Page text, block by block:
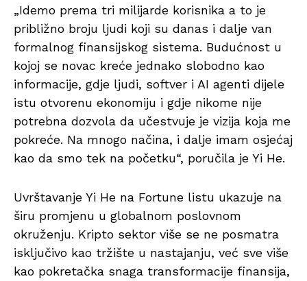
„Idemo prema tri milijarde korisnika a to je
približno broju ljudi koji su danas i dalje van
formalnog finansijskog sistema. Budućnost u
kojoj se novac kreće jednako slobodno kao
informacije, gdje ljudi, softver i AI agenti dijele
istu otvorenu ekonomiju i gdje nikome nije
potrebna dozvola da učestvuje je vizija koja me
pokreće. Na mnogo načina, i dalje imam osjećaj
kao da smo tek na početku“, poručila je Yi He.
Uvrštavanje Yi He na Fortune listu ukazuje na
širu promjenu u globalnom poslovnom
okruženju. Kripto sektor više se ne posmatra
isključivo kao tržište u nastajanju, već sve više
kao pokretačka snaga transformacije finansija,